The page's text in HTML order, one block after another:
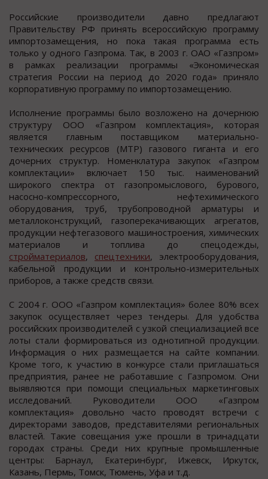
Российские производители давно предлагают
Правительству РФ принять всероссийскую программу
импортозамещения, но пока такая программа есть
только у одного Газпрома. Так, в 2003 г. ОАО «Газпром»
в рамках реализации программы «Экономическая
стратегия России на период до 2020 года» приняло
корпоративную программу по импортозамещению.
Исполнение программы было возложено на дочернюю
структуру ООО «Газпром комплектация», которая
является главным поставщиком материально-
технических ресурсов (МТР) газового гиганта и его
дочерних структур. Номенклатура закупок «Газпром
комплектации» включает 150 тыс. наименований
широкого спектра от газопромыслового, бурового,
насосно-компрессорного, нефтехимического
оборудования, труб, трубопроводной арматуры и
металлоконструкций, газоперекачивающих агрегатов,
продукции нефтегазового машиностроения, химических
материалов и топлива до спецодежды,
стройматериалов, спецтехники, электрооборудования,
кабельной продукции и контрольно-измерительных
приборов, а также средств связи.
С 2004 г. ООО «Газпром комплектация» более 80% всех
закупок осуществляет через тендеры. Для удобства
российских производителей с узкой специализацией все
лоты стали формироваться из однотипной продукции.
Информация о них размещается на сайте компании.
Кроме того, к участию в конкурсе стали приглашаться
предприятия, ранее не работавшие с Газпромом. Они
выявляются при помощи специальных маркетинговых
исследований. Руководители ООО «Газпром
комплектация» довольно часто проводят встречи с
директорами заводов, представителями региональных
властей. Такие совещания уже прошли в тринадцати
городах страны. Среди них крупные промышленные
центры: Барнаул, Екатеринбург, Ижевск, Иркутск,
Казань, Пермь, Томск, Тюмень, Уфа и т.д.